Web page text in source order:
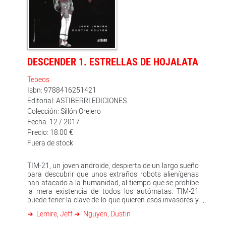
DESCENDER 1. ESTRELLAS DE HOJALATA
Tebeos
Isbn: 9788416251421
Editorial: ASTIBERRI EDICIONES
Colección: Sillón Orejero
Fecha: 12 / 2017
Precio: 18.00 €
Fuera de stock
TIM-21, un joven androide, despierta de un largo sueño
para descubrir que unos extraños robots alienígenas
han atacado a la humanidad, al tiempo que se prohíbe
la mera existencia de todos los autómatas. TIM-21
puede tener la clave de lo que quieren esos invasores y
más buscado. Una apasionada y profunda odisea
Lemire, Jeff Nguyen, Dustin